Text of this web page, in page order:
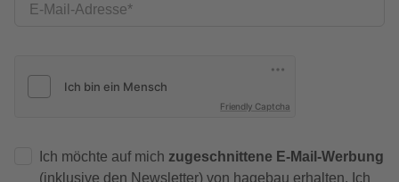
E-Mail-Adresse
Friendly Captcha
Ich möchte auf mich zugeschnittene E-Mail-Werbung
(inklusive den Newsletter) von hagebau erhalten. Ich